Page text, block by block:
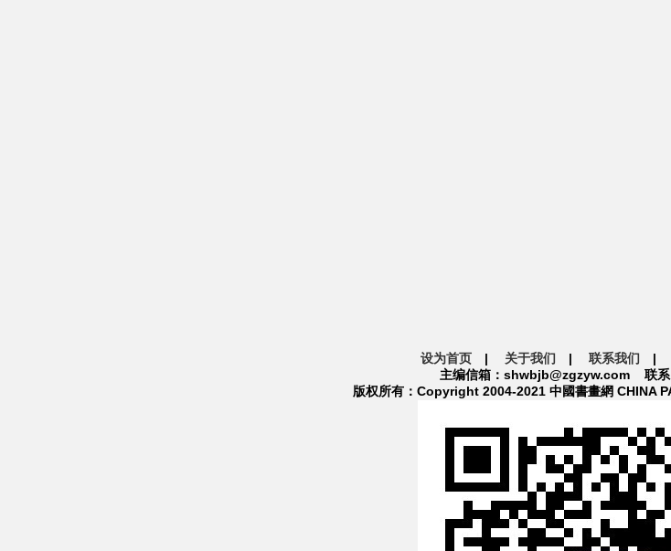
设为首页 | 关于我们 | 联系我们 |
主编信箱：shwbjb@zgzyw.com 联系
版权所有：Copyright 2004-2021 中國書畫網 CHINA